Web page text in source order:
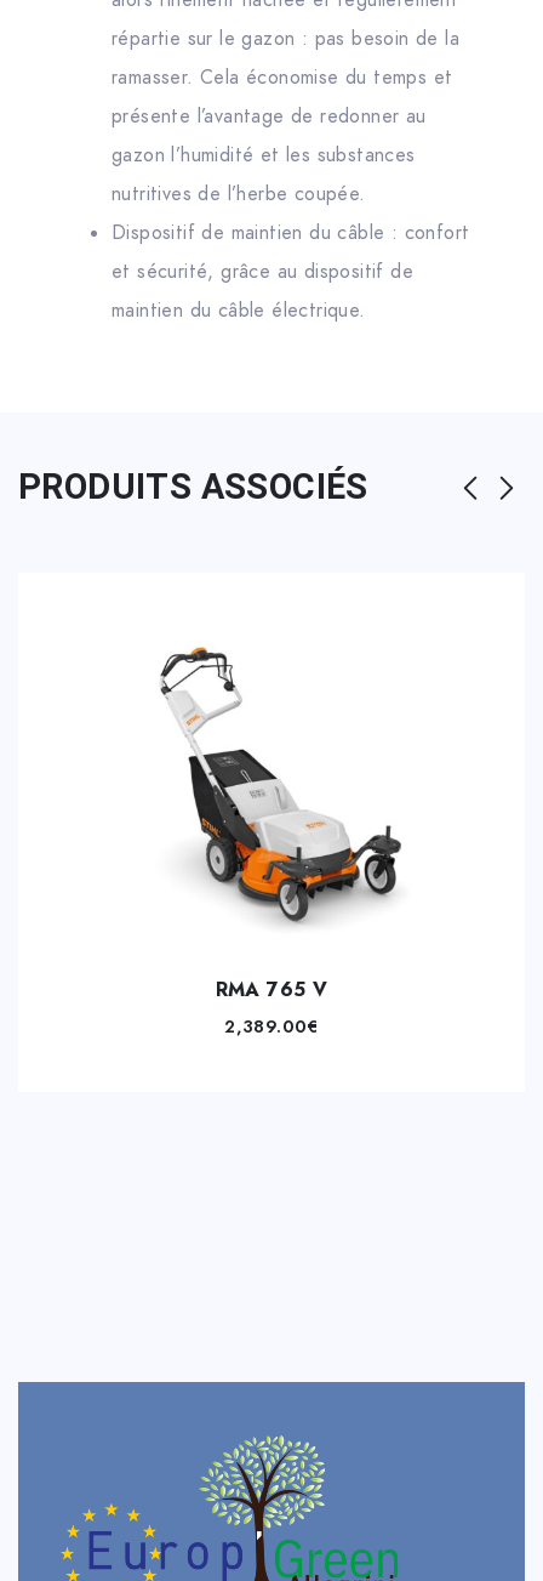
répartie sur le gazon : pas besoin de la
ramasser. Cela économise du temps et
présente l’avantage de redonner au
gazon l’humidité et les substances
nutritives de l’herbe coupée.
Dispositif de maintien du câble : confort
et sécurité, grâce au dispositif de
maintien du câble électrique.
PRODUITS ASSOCIÉS
RMA 765 V
2,389.00€